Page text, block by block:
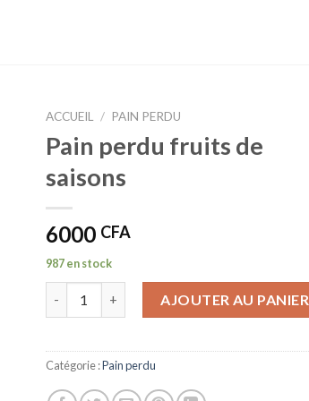
ACCUEIL / PAIN PERDU
Pain perdu fruits de
saisons
6000 CFA
987 en stock
AJOUTER AU PANIER
Catégorie :Pain perdu